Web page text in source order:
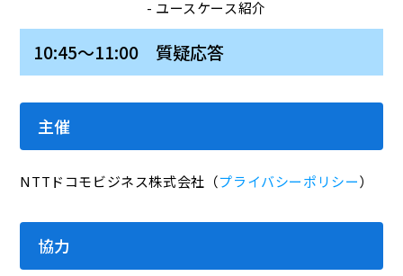
- ユースケース紹介
10:45～11:00 質疑応答
主催
NTTドコモビジネス株式会社（プライバシーポリシー）
協力